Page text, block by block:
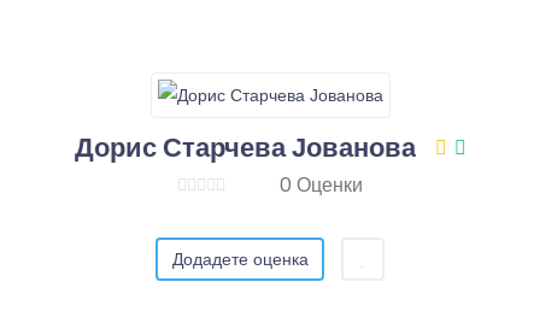
Дорис Старчева Јованова
0 Оценки
Додадете оценка